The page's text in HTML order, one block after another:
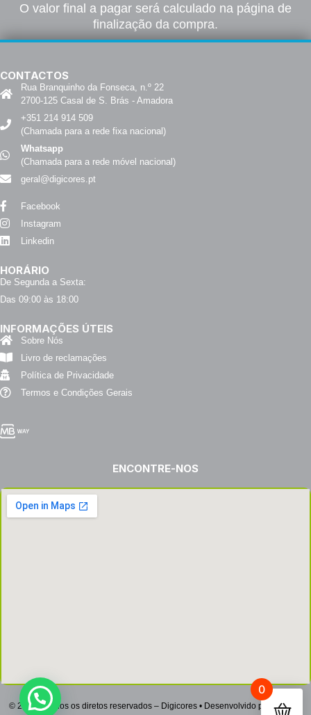
O valor final a pagar será calculado na página de
finalização da compra.
CONTACTOS
Rua Branquinho da Fonseca, n.º 22
2700-125 Casal de S. Brás - Amadora
+351 214 914 509
(Chamada para a rede fixa nacional)
Whatsapp
(Chamada para a rede móvel nacional)
geral@digicores.pt
Facebook
Instagram
Linkedin
HORÁRIO
De Segunda a Sexta:
Das 09:00 às 18:00
INFORMAÇÕES ÚTEIS
Sobre Nós
Livro de reclamações
Política de Privacidade
Termos e Condições Gerais
ENCONTRE-NOS
© 2022 – Todos os diretos reservados – Digicores • Desenvolvido por Netsign
0